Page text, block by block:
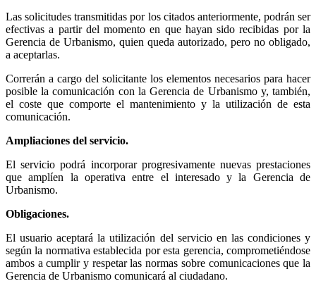
Las solicitudes transmitidas por los citados anteriormente, podrán ser
efectivas a partir del momento en que hayan sido recibidas por la
Gerencia de Urbanismo, quien queda autorizado, pero no obligado,
a aceptarlas.
Correrán a cargo del solicitante los elementos necesarios para hacer
posible la comunicación con la Gerencia de Urbanismo y, también,
el coste que comporte el mantenimiento y la utilización de esta
comunicación.
Ampliaciones del servicio.
El servicio podrá incorporar progresivamente nuevas prestaciones
que amplíen la operativa entre el interesado y la Gerencia de
Urbanismo.
Obligaciones.
El usuario aceptará la utilización del servicio en las condiciones y
según la normativa establecida por esta gerencia, comprometiéndose
ambos a cumplir y respetar las normas sobre comunicaciones que la
Gerencia de Urbanismo comunicará al ciudadano.